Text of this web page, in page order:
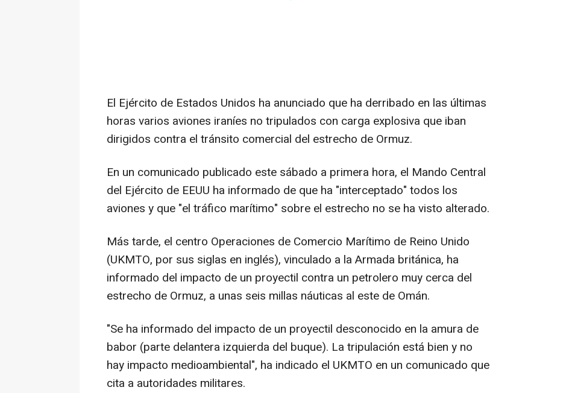
El Ejército de Estados Unidos ha anunciado que ha derribado en las últimas
horas varios aviones iraníes no tripulados con carga explosiva que iban
dirigidos contra el tránsito comercial del estrecho de Ormuz.
En un comunicado publicado este sábado a primera hora, el Mando Central
del Ejército de EEUU ha informado de que ha "interceptado" todos los
aviones y que "el tráfico marítimo" sobre el estrecho no se ha visto alterado.
Más tarde, el centro Operaciones de Comercio Marítimo de Reino Unido
(UKMTO, por sus siglas en inglés), vinculado a la Armada británica, ha
informado del impacto de un proyectil contra un petrolero muy cerca del
estrecho de Ormuz, a unas seis millas náuticas al este de Omán.
"Se ha informado del impacto de un proyectil desconocido en la amura de
babor (parte delantera izquierda del buque). La tripulación está bien y no
hay impacto medioambiental", ha indicado el UKMTO en un comunicado que
cita a autoridades militares.